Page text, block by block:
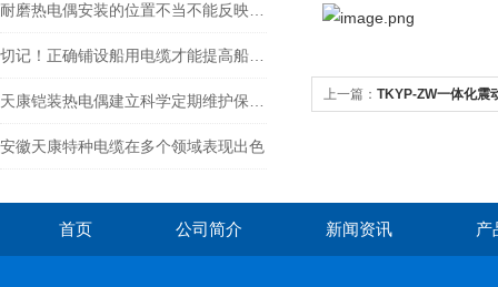
安徽天康特种电缆在多个领域表现出色
上一篇： TKYP-ZW一体化震
首页 公司简介 新闻资讯 产